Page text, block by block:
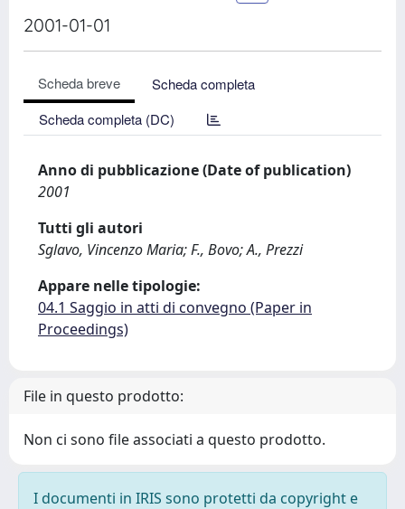
2001-01-01
Scheda breve
Scheda completa
Scheda completa (DC)
Anno di pubblicazione (Date of publication)
2001
Tutti gli autori
Sglavo, Vincenzo Maria; F., Bovo; A., Prezzi
Appare nelle tipologie:
04.1 Saggio in atti di convegno (Paper in
Proceedings)
File in questo prodotto:
Non ci sono file associati a questo prodotto.
I documenti in IRIS sono protetti da copyright e